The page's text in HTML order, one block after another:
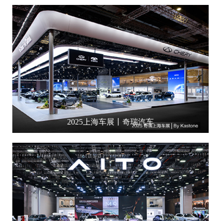
2025上海车展丨奇瑞汽车